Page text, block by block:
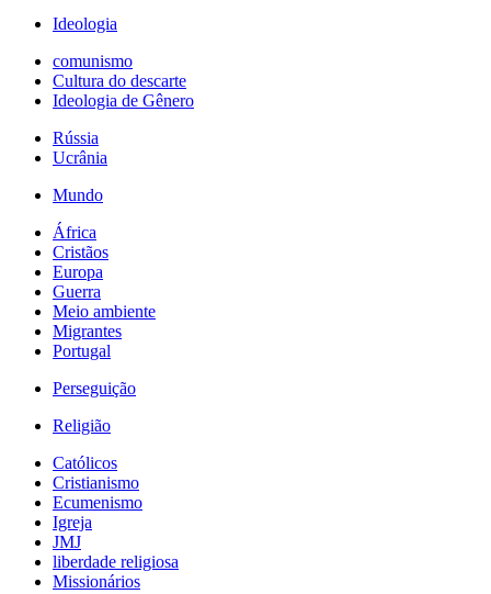
Ideologia
comunismo
Cultura do descarte
Ideologia de Gênero
Rússia
Ucrânia
Mundo
África
Cristãos
Europa
Guerra
Meio ambiente
Migrantes
Portugal
Perseguição
Religião
Católicos
Cristianismo
Ecumenismo
Igreja
JMJ
liberdade religiosa
Missionários